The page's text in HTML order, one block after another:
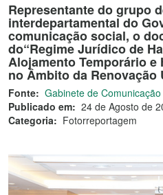
Representante do grupo
interdepartamental do
comunicação social, o
do“Regime Jurídico de
Alojamento Temporário e
no Âmbito da Renovação
Fonte: Gabinete de
Publicado em: 24 de Agosto de
Categoria: Fotorreportagem